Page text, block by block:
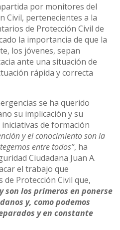
por monitores del
Civil, pertenecientes a la
de Protección Civil de
la importancia de que la
los jóvenes, sepan
ante una situación de
rápida y correcta
se ha querido
su implicación y su
de formación
y el conocimiento son la
entre todos”, ha
Ciudadana Juan A.
el trabajo que
Protección Civil que,
son los primeros en ponerse
y, como podemos
y en constante